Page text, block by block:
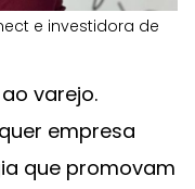
e investidora de
varejo.
empresa
que promovam